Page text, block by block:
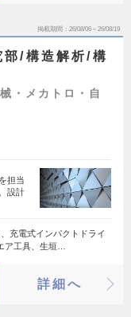
掲載期間 26/08/06～26/08/19
部/構造解析/構
・メカトロ・自
担当
設計
充電式インパクトドライ
ア工具、生垣…
詳細へ